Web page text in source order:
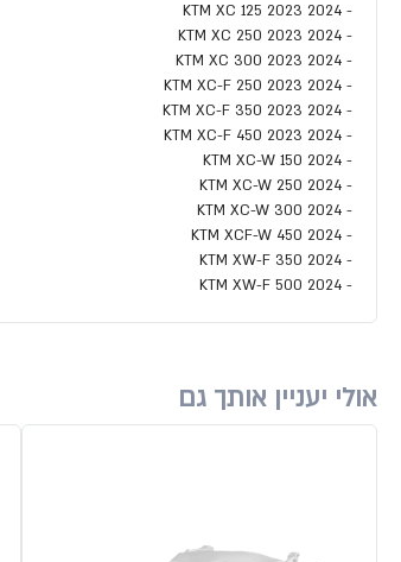
- KTM XC 125 2023 2024
- KTM XC 250 2023 2024
- KTM XC 300 2023 2024
- KTM XC-F 250 2023 2024
- KTM XC-F 350 2023 2024
- KTM XC-F 450 2023 2024
- KTM XC-W 150 2024
- KTM XC-W 250 2024
- KTM XC-W 300 2024
- KTM XCF-W 450 2024
- KTM XW-F 350 2024
- KTM XW-F 500 2024
אולי יעניין אותך גם